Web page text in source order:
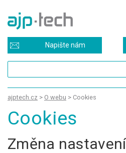
Napište nám
ajptech.cz > O webu > Cookies
Cookies
Změna